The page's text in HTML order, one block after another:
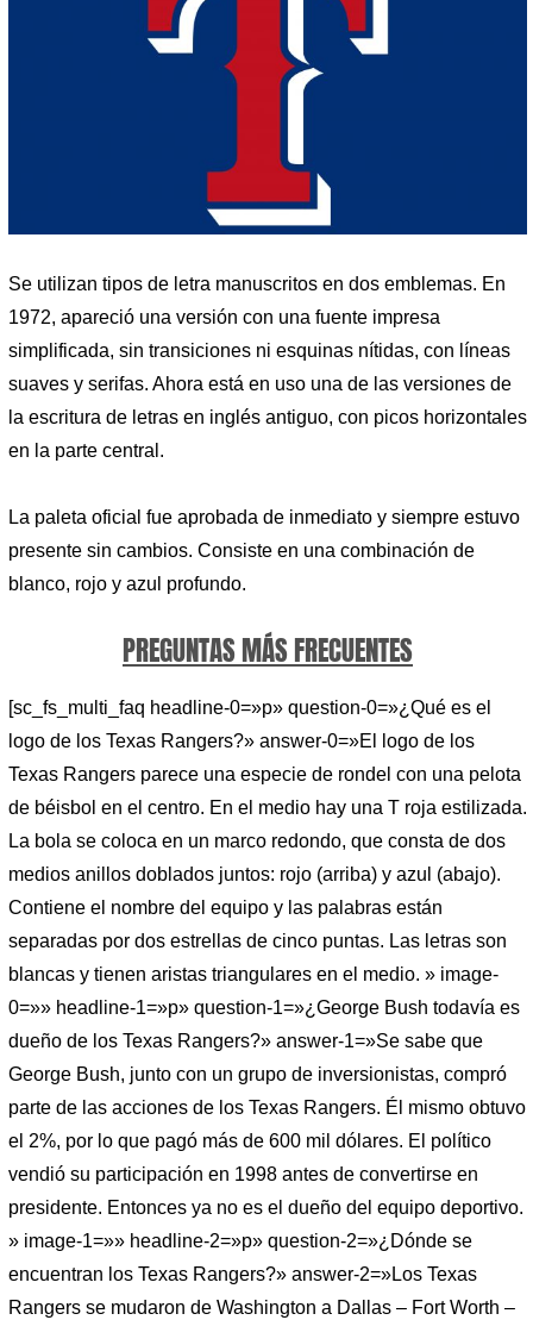
Se utilizan tipos de letra manuscritos en dos emblemas. En
1972, apareció una versión con una fuente impresa
simplificada, sin transiciones ni esquinas nítidas, con líneas
suaves y serifas. Ahora está en uso una de las versiones de
la escritura de letras en inglés antiguo, con picos horizontales
en la parte central.
La paleta oficial fue aprobada de inmediato y siempre estuvo
presente sin cambios. Consiste en una combinación de
blanco, rojo y azul profundo.
PREGUNTAS MÁS FRECUENTES
[sc_fs_multi_faq headline-0=»p» question-0=»¿Qué es el
logo de los Texas Rangers?» answer-0=»El logo de los
Texas Rangers parece una especie de rondel con una pelota
de béisbol en el centro. En el medio hay una T roja estilizada.
La bola se coloca en un marco redondo, que consta de dos
medios anillos doblados juntos: rojo (arriba) y azul (abajo).
Contiene el nombre del equipo y las palabras están
separadas por dos estrellas de cinco puntas. Las letras son
blancas y tienen aristas triangulares en el medio. » image-
0=»» headline-1=»p» question-1=»¿George Bush todavía es
dueño de los Texas Rangers?» answer-1=»Se sabe que
George Bush, junto con un grupo de inversionistas, compró
parte de las acciones de los Texas Rangers. Él mismo obtuvo
el 2%, por lo que pagó más de 600 mil dólares. El político
vendió su participación en 1998 antes de convertirse en
presidente. Entonces ya no es el dueño del equipo deportivo.
» image-1=»» headline-2=»p» question-2=»¿Dónde se
encuentran los Texas Rangers?» answer-2=»Los Texas
Rangers se mudaron de Washington a Dallas – Fort Worth –